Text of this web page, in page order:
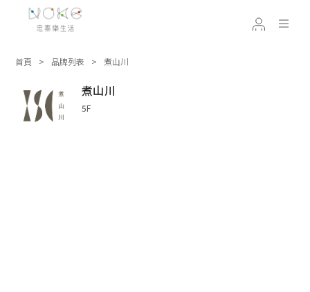
首頁 品牌列表 煮山川
煮山川
5F